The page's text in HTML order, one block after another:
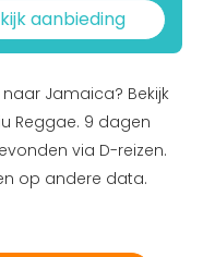
aanbieding
Jamaica? Bekijk
Reggae. 9 dagen
via D-reizen.
op andere data.